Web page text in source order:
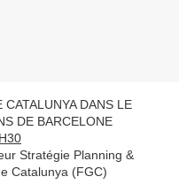
DANS LE
DE BARCELONE
Stratégie Planning &
Catalunya (FGC)